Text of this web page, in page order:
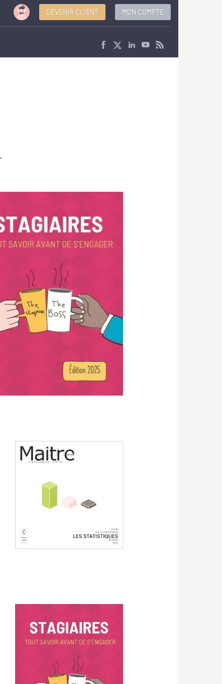
DEVENIR CLIENT MON COMPTE